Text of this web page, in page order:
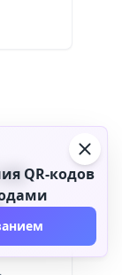
QR-кодов